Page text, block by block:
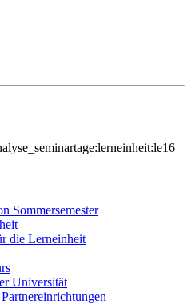
Sommersemester
die Lerneinheit
Universität